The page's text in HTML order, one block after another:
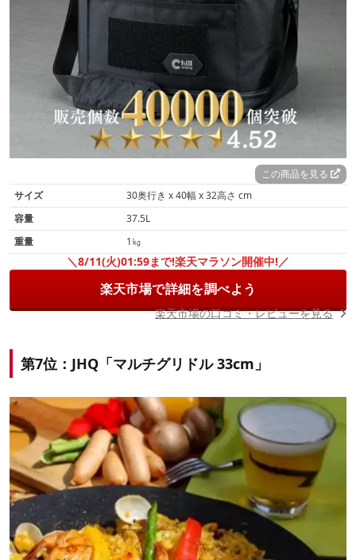
この商品を見る
サイズ
30奥行き x 40幅 x 32高さ cm
容量
37.5L
重量
1㎏
＼8/11(火)01:59まで!楽天マラソン開催中!／
楽天市場で詳細を調べよう
楽天市場の口コミ・レビューを見る
第7位：JHQ「マルチグリドル 33cm」